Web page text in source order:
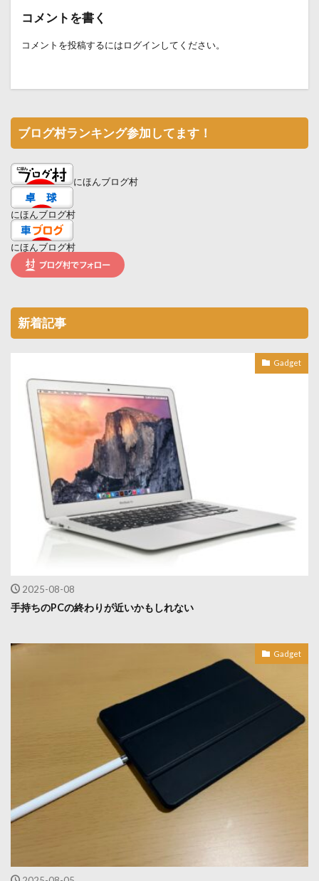
コメントを書く
コメントを投稿するにはログインしてください。
ブログ村ランキング参加してます！
にほんブログ村
にほんブログ村
にほんブログ村
新着記事
Gadget
2025-08-08
手持ちのPCの終わりが近いかもしれない
Gadget